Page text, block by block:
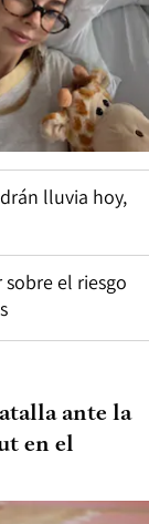
lluvia hoy,
sobre el riesgo
ante la
en el